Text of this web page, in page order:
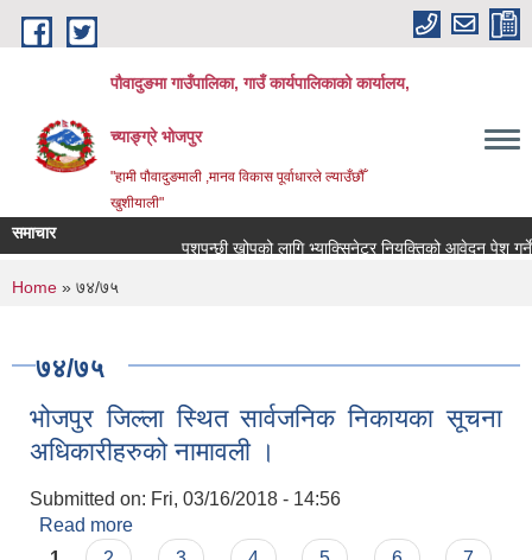
Skip to main content
पौवादुङमा गाउँपालिका, गाउँ कार्यपालिकाको कार्यालय,
च्याङ्ग्रे भोजपुर
"हामी पौवादुङमाली ,मानव विकास पूर्वाधारले ल्याउँछौँ
खुशीयाली"
समाचार
पशुपन्छी खोपको लागि भ्याक्सिनेटर नियुक्तिको आवेदन पेश गर्ने
You are here
Home » ७४/७५
७४/७५
भोजपुर जिल्ला स्थित सार्वजनिक निकायका सूचना
अधिकारीहरुको नामावली ।
Submitted on: Fri, 03/16/2018 - 14:56
Read more
अधिकारीहरुको नामावली ।